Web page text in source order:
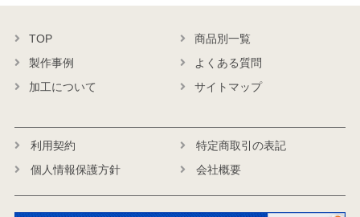
TOP
商品別一覧
製作事例
よくある質問
加工について
サイトマップ
利用契約
特定商取引の表記
個人情報保護方針
会社概要